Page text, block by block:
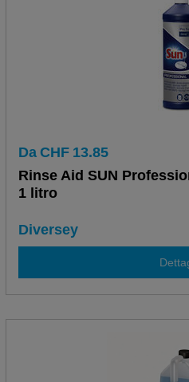
Da CHF 13.85
Rinse Aid SUN
1 litro
Diversey